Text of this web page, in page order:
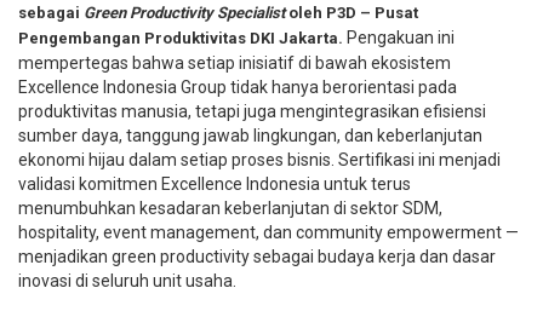
sebagai Green Productivity Specialistoleh P3D – Pusat
Pengembangan Produktivitas DKI Jakarta. Pengakuan ini
mempertegas bahwa setiap inisiatif di bawah ekosistem
Excellence Indonesia Group tidak hanya berorientasi pada
produktivitas manusia, tetapi juga mengintegrasikan efisiensi
sumber daya, tanggung jawab lingkungan, dan keberlanjutan
ekonomi hijau dalam setiap proses bisnis. Sertifikasi ini menjadi
validasi komitmen Excellence Indonesia untuk terus
menumbuhkan kesadaran keberlanjutan di sektor SDM,
hospitality, event management, dan community empowerment —
menjadikan green productivity sebagai budaya kerja dan dasar
inovasi di seluruh unit usaha.